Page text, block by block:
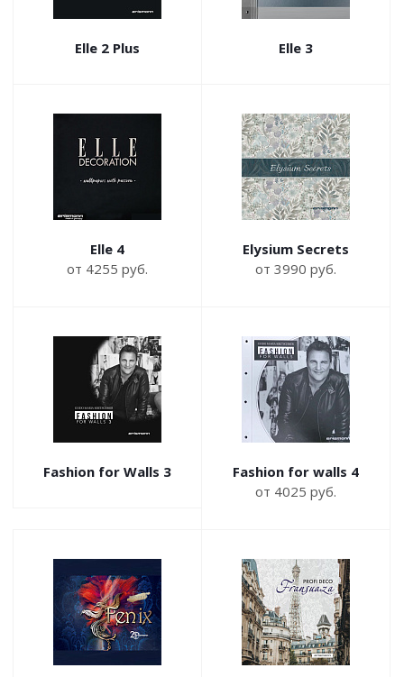
Elle 2 Plus Elle 3
Elle 4
от 4255 руб.
Elysium Secrets
от 3990 руб.
Fashion for Walls 3
Fashion for walls 4
от 4025 руб.